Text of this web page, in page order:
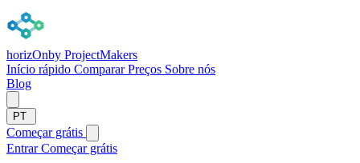
horizOnby ProjectMakers
Início rápido CompararPreços Sobre nós
Blog
PT
Começar grátis
EntrarComeçar grátis